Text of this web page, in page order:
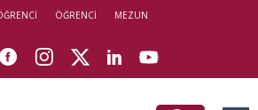
ÖĞRENCİ MEZUN